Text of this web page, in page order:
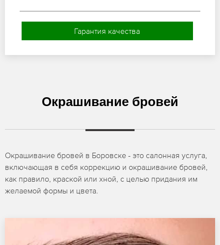
Гарантия качества
Окрашивание бровей
Окрашивание бровей в Боровске - это салонная услуга,
включающая в себя коррекцию и окрашивание бровей,
как правило, краской или хной, с целью придания им
желаемой формы и цвета.